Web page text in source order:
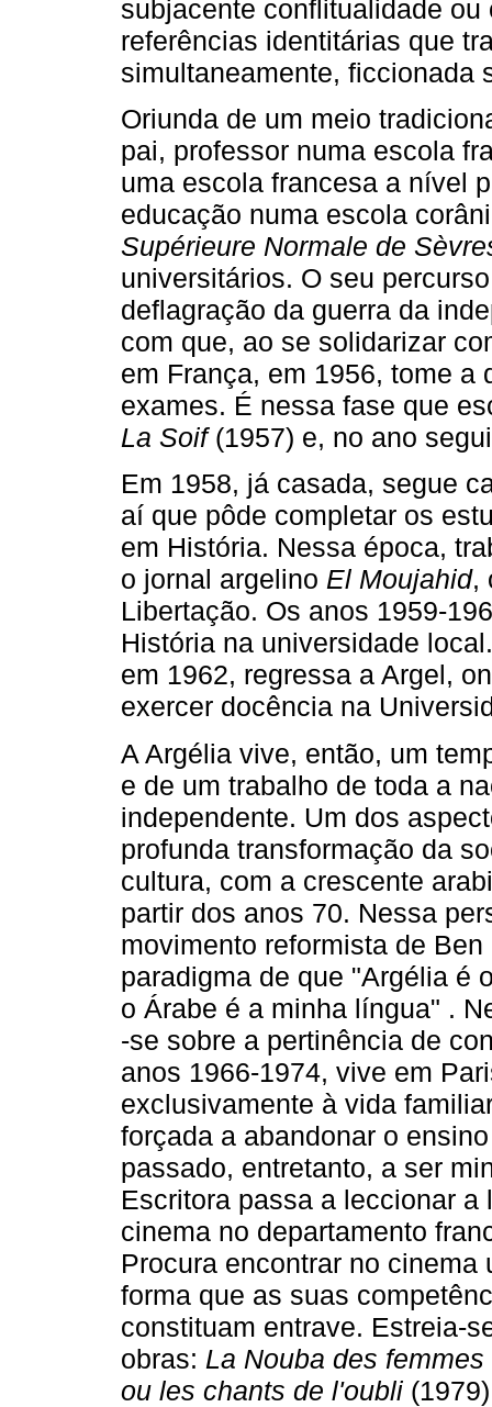
subjacente conflitualidade
referências identitárias que
simultaneamente, ficcionada
Oriunda de um meio
pai, professor numa escola
uma escola francesa a nível
educação numa escola
Supérieure Normale de
universitários. O seu
deflagração da guerra da
com que, ao se solidarizar
em França, em 1956, tome a
exames. É nessa fase que
La Soif(1957) e, no ano
Em 1958, já casada, segue
aí que pôde completar os
em História. Nessa época,
o jornal argelino El Moujahid,
Libertação. Os anos
História na universidade
em 1962, regressa a Argel,
exercer docência na
A Argélia vive, então, um
e de um trabalho de toda a
inde­pendente. Um dos
profunda transformação da
cultura, com a crescente
partir dos anos 70. Nessa
movimento reformista de
paradigma de que "Argélia é
o Árabe é a minha língua" .
‑se sobre a pertinência de
anos 1966­‑1974, vive em
exclusivamente à vida
forçada a abandonar o
passado, entretanto, a ser
Escritora passa a leccionar
cinema no departamento
Procura encontrar no
forma que as suas
constituam entrave.
obras: La Nouba des
ou les chants de l'oubli